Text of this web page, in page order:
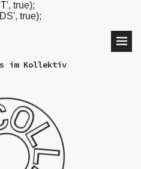
true);
true);
im Kollektiv